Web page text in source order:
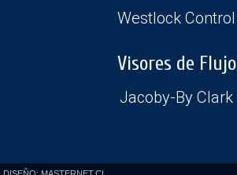
Westlock Control
Visores de Flujo
Jacoby-By Clark